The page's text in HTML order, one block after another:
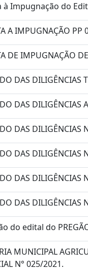
à Impugnação do
A IMPUGNAÇÃO PP
DE IMPUGNAÇÃO
DAS
DAS DILIGÊNCIAS
DAS
DAS
DAS
DAS
do edital do
MUNICIPAL
N° 025/2021.